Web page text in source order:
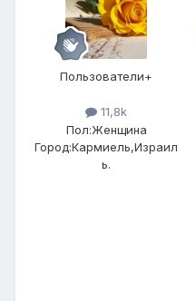
Пользователи+
11,8k
Пол:Женщина
Город:Кармиель,Израил
ь.